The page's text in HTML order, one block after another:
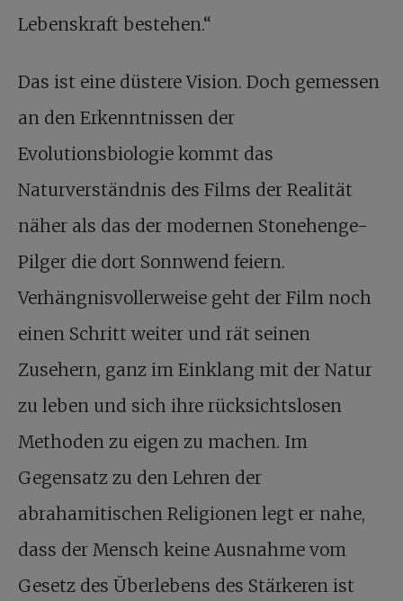
Lebenskraft bestehen.“
Das ist eine düstere Vision. Doch gemessen
an den Erkenntnissen der
Evolutionsbiologie kommt das
Naturverständnis des Films der Realität
näher als das der modernen Stonehenge-
Pilger die dort Sonnwend feiern.
Verhängnisvollerweise geht der Film noch
einen Schritt weiter und rät seinen
Zusehern, ganz im Einklang mit der Natur
zu leben und sich ihre rücksichtslosen
Methoden zu eigen zu machen. Im
Gegensatz zu den Lehren der
abrahamitischen Religionen legt er nahe,
dass der Mensch keine Ausnahme vom
Gesetz des Überlebens des Stärkeren ist